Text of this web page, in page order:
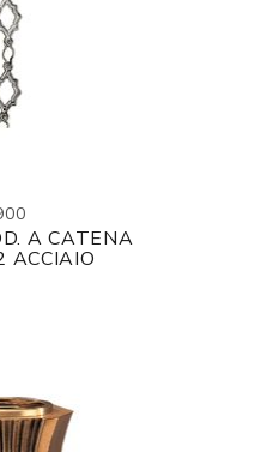
A CATENA
ACCIAIO